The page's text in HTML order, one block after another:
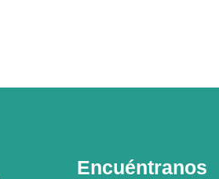
Encuéntranos